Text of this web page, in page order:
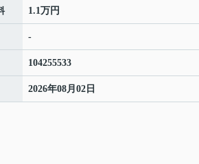
1.1万円
-
104255533
2026年08月02日